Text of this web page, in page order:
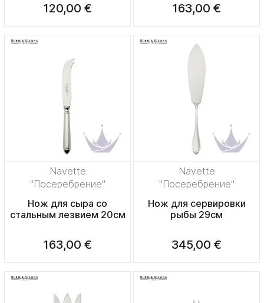
120,00 € 163,00 €
Navette
"Посеребрение"
Нож для сыра со
стальным лезвием 20см
163,00 €
Navette
"Посеребрение"
Нож для сервировки
рыбы 29см
345,00 €